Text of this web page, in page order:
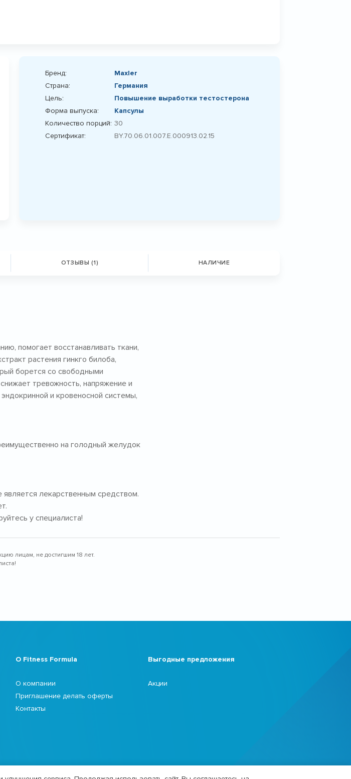
Бренд:
Maxler
Страна:
Германия
Цель:
Повышение выработки тестостерона
Форма выпуска:
Капсулы
Количество порций: 30
Сертификат:
BY.70.06.01.007.E.000913.02.15
ОТЗЫВЫ (1) НАЛИЧИЕ
помогает восстанавливать ткани,
растения гинкго билоба,
борется со свободными
тревожность, напряжение и
и кровеносной системы,
на голодный желудок
является лекарственным средством.
у специалиста!
лицам, не достигшим 18 лет.
О Fitness Formula
О компании
Приглашение делать оферты
Контакты
Выгодные предложения
Акции